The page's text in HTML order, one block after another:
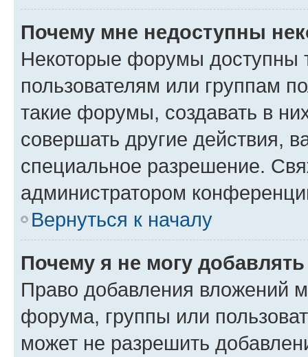
Почему мне недоступны
Некоторые форумы доступны
пользователям или группам
такие форумы, создавать в
совершать другие действия,
специальное разрешение.
администратором
Вернуться к началу
Почему я не могу
Право добавления вложений
форума, группы или
может не разрешить